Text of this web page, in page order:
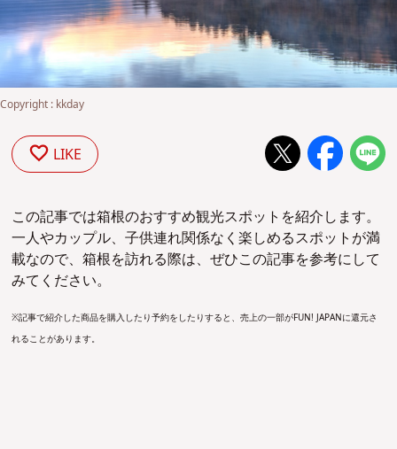
Copyright : kkday
LIKE
この記事では箱根のおすすめ観光スポットを紹介します。
一人やカップル、子供連れ関係なく楽しめるスポットが満
載なので、箱根を訪れる際は、ぜひこの記事を参考にして
みてください。
※記事で紹介した商品を購入したり予約をしたりすると、売上の一部がFUN! JAPANに還元さ
れることがあります。